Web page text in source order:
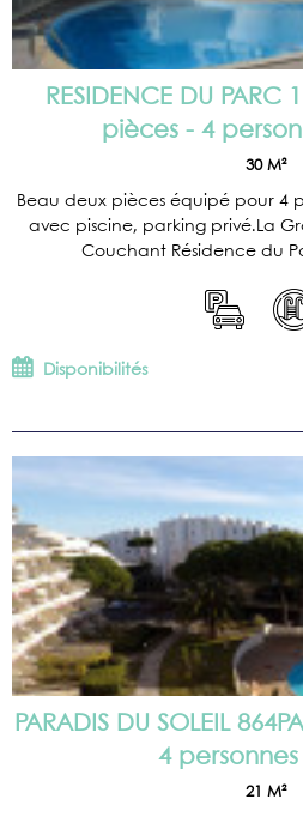
RESIDENCE DU PARC
pièces - 4
30 M²
Beau deux pièces équipé pour 4
avec piscine, parking privé.La
Couchant Résidence du
Disponibilités
PARADIS DU SOLEIL
4 personnes
21 M²